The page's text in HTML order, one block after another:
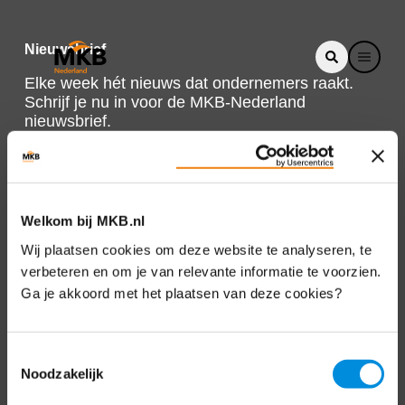
Welkom bij MKB.nl
Wij plaatsen cookies om deze website te analyseren, te
verbeteren en om je van relevante informatie te voorzien.
Ga je akkoord met het plaatsen van deze cookies?
Noodzakelijk
Nieuwsbrief
Elke week hét nieuws dat ondernemers raakt.
Schrijf je nu in voor de MKB-Nederland
nieuwsbrief.
Direct naar
Over ons
Bezuidenhoutseweg 12